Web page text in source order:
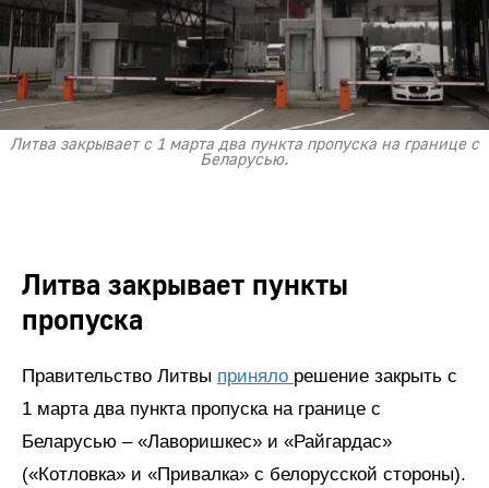
Литва закрывает с 1 марта два пункта пропуска на границе с
Беларусью.
Литва закрывает пункты
пропуска
Правительство Литвы приняло решение закрыть с
1 марта два пункта пропуска на границе с
Беларусью – «Лаворишкес» и «Райгардас»
(«Котловка» и «Привалка» с белорусской стороны).